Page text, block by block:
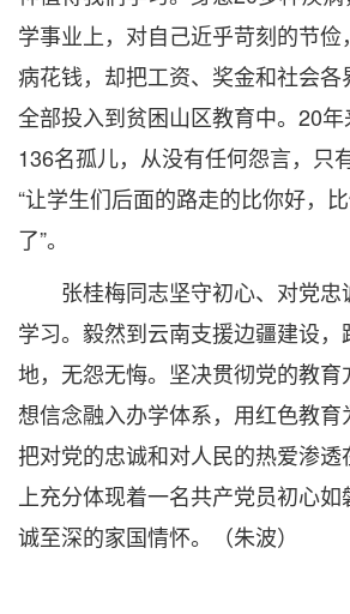
学事业上，对自己近乎苛刻的节
病花钱，却把工资、奖金和社会
全部投入到贫困山区教育中。20
136名孤儿，从没有任何怨言，只
“让学生们后面的路走的比你好，
了”。
张桂梅同志坚守初心、对党忠
学习。毅然到云南支援边疆建设
地，无怨无悔。坚决贯彻党的教
想信念融入办学体系，用红色教育
把对党的忠诚和对人民的热爱渗
上充分体现着一名共产党员初心
诚至深的家国情怀。（朱波）